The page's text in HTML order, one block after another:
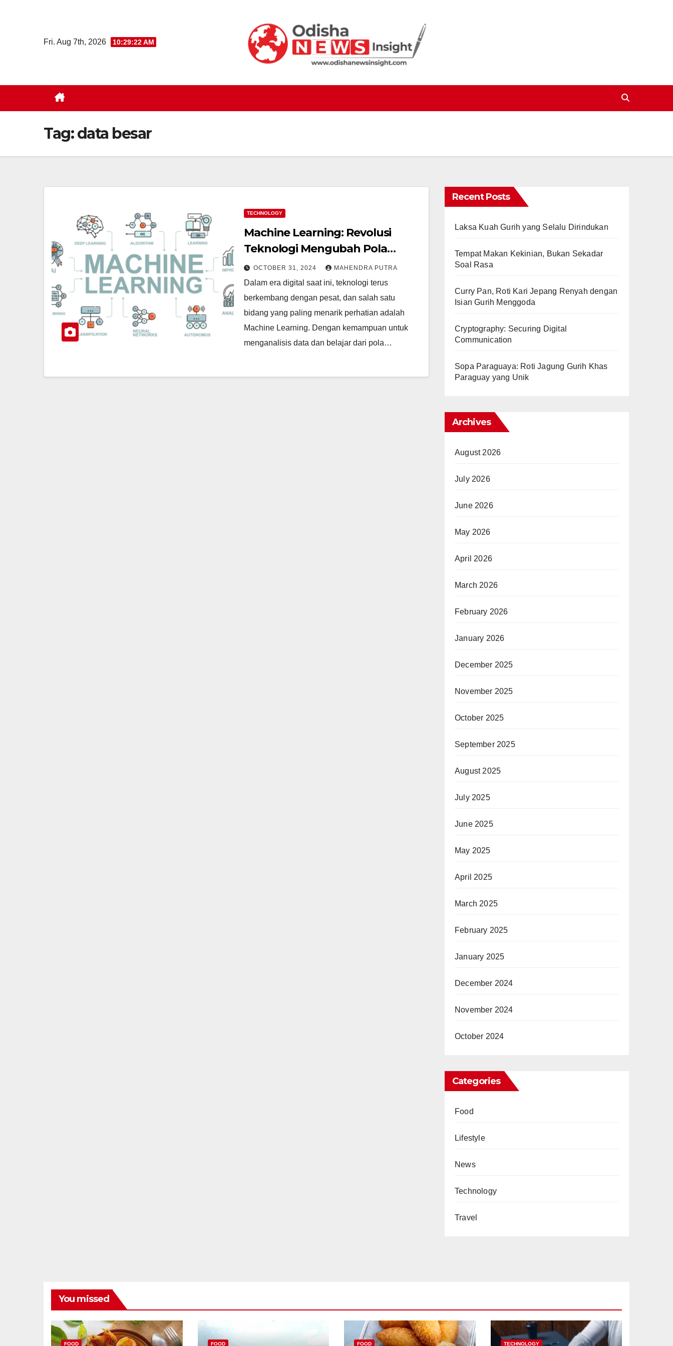
Fri. Aug 7th, 2026 10:29:23 AM
Tag:data besar
TECHNOLOGY
Machine Learning: Revolusi
Teknologi Mengubah Pola
Pekerjaan
OCTOBER 31, 2024 MAHENDRA PUTRA
Dalam era digital saat ini, teknologi terus
berkembang dengan pesat, dan salah satu
bidang yang paling menarik perhatian adalah
Machine Learning. Dengan kemampuan untuk
menganalisis data dan belajar dari pola…
Recent Posts
Laksa Kuah Gurih yang Selalu Dirindukan
Tempat Makan Kekinian, Bukan Sekadar
Soal Rasa
Curry Pan, Roti Kari Jepang Renyah dengan
Isian Gurih Menggoda
Cryptography: Securing Digital
Communication
Sopa Paraguaya: Roti Jagung Gurih Khas
Paraguay yang Unik
Archives
August 2026
July 2026
June 2026
May 2026
April 2026
March 2026
February 2026
January 2026
December 2025
November 2025
October 2025
September 2025
August 2025
July 2025
June 2025
May 2025
April 2025
March 2025
February 2025
January 2025
December 2024
November 2024
October 2024
Categories
Food
Lifestyle
News
Technology
Travel
You missed
FOOD FOOD FOOD TECHNOLOGY